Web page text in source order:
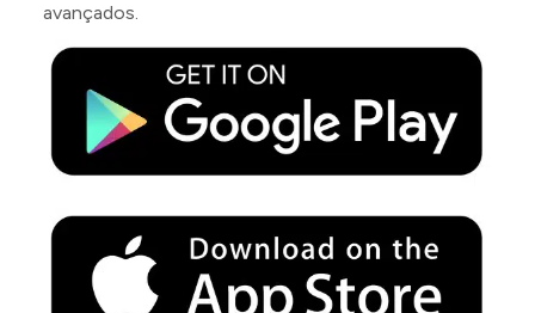
avançados.